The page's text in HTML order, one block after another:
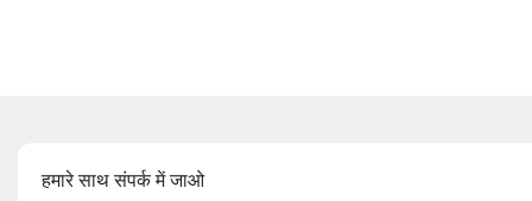
हमारे साथ संपर्क में जाओ